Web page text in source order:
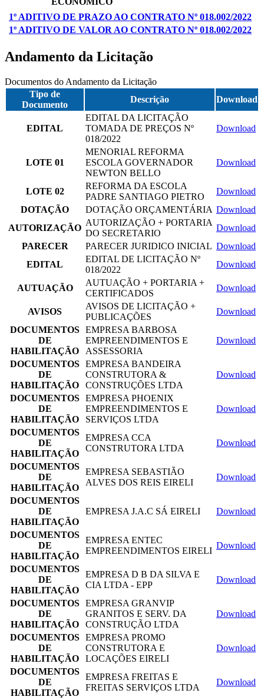
1º ADITIVO DE PRAZO AO CONTRATO Nº 018.002/2022
1º ADITIVO DE VALOR AO CONTRATO Nº 018.002/2022
Andamento da Licitação
Documentos do Andamento da Licitação
Tipo de
Documento
Descrição Download
EDITAL
EDITAL DA LICITAÇÃO
TOMADA DE PREÇOS Nº
018/2022
Download
LOTE 01
MENORIAL REFORMA
ESCOLA GOVERNADOR
NEWTON BELLO
Download
LOTE 02
REFORMA DA ESCOLA
PADRE SANTIAGO PIETRO
Download
DOTAÇÃO
DOTAÇÃO ORÇAMENTÁRIA Download
AUTORIZAÇÃO
AUTORIZAÇÃO + PORTARIA
DO SECRETARIO
Download
PARECER
PARECER JURIDICO INICIAL Download
EDITAL
EDITAL DE LICITAÇÃO Nº
018/2022
Download
AUTUAÇÃO
AUTUAÇÃO + PORTARIA +
CERTIFICADOS
Download
AVISOS
AVISOS DE LICITAÇÃO +
PUBLICAÇÕES
Download
DOCUMENTOS
DE
HABILITAÇÃO
EMPRESA BARBOSA
EMPREENDIMENTOS E
ASSESSORIA
Download
DOCUMENTOS
DE
HABILITAÇÃO
EMPRESA BANDEIRA
CONSTRUTORA &
CONSTRUÇÕES LTDA
Download
DOCUMENTOS
DE
HABILITAÇÃO
EMPRESA PHOENIX
EMPREENDIMENTOS E
SERVIÇOS LTDA
Download
DOCUMENTOS
DE
HABILITAÇÃO
EMPRESA CCA
CONSTRUTORA LTDA
Download
DOCUMENTOS
DE
HABILITAÇÃO
EMPRESA SEBASTIÃO
ALVES DOS REIS EIRELI
Download
DOCUMENTOS
DE
HABILITAÇÃO
EMPRESA J.A.C SÁ EIRELI Download
DOCUMENTOS
DE
HABILITAÇÃO
EMPRESA ENTEC
EMPREENDIMENTOS EIRELI
Download
DOCUMENTOS
DE
HABILITAÇÃO
EMPRESA D B DA SILVA E
CIA LTDA - EPP
Download
DOCUMENTOS
DE
HABILITAÇÃO
EMPRESA GRANVIP
GRANITOS E SERV. DA
CONSTRUÇÃO LTDA
Download
DOCUMENTOS
DE
HABILITAÇÃO
EMPRESA PROMO
CONSTRUTORA E
LOCAÇÕES EIRELI
Download
DOCUMENTOS
DE
HABILITAÇÃO
EMPRESA FREITAS E
FREITAS SERVIÇOS LTDA
Download